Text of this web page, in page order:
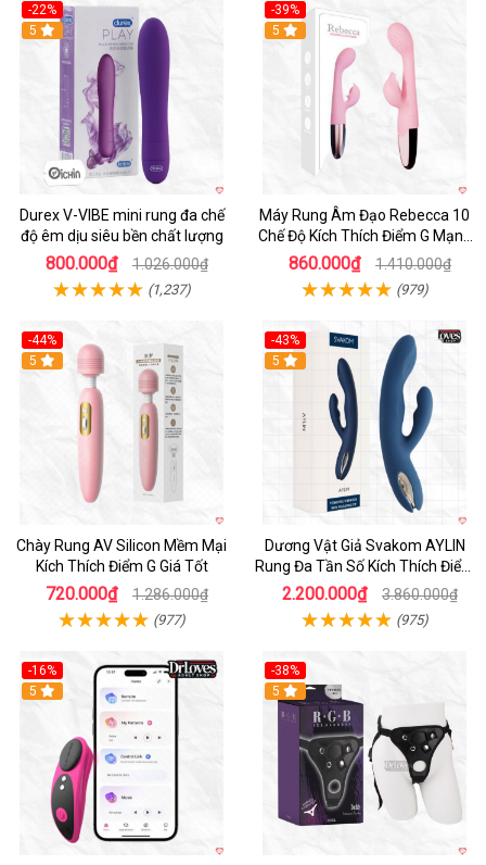
-22%
Hot
5
Durex V-VIBE mini rung đa chế
độ êm dịu siêu bền chất lượng
800.000₫ 1.026.000₫
(1,237)
-39%
Hot
5
Máy Rung Âm Đạo Rebecca 10
Chế Độ Kích Thích Điểm G Mạnh
Mẽ
860.000₫ 1.410.000₫
(979)
-44%
Hot
5
Chày Rung AV Silicon Mềm Mại
Kích Thích Điểm G Giá Tốt
720.000₫ 1.286.000₫
(977)
-43%
Hot
5
Dương Vật Giả Svakom AYLIN
Rung Đa Tần Số Kích Thích Điểm
G
2.200.000₫ 3.860.000₫
(975)
-16%
Hot
5
-38%
Hot
5